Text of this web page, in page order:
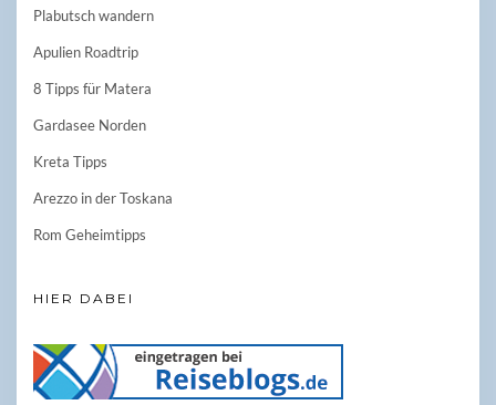
Plabutsch wandern
Apulien Roadtrip
8 Tipps für Matera
Gardasee Norden
Kreta Tipps
Arezzo in der Toskana
Rom Geheimtipps
HIER DABEI